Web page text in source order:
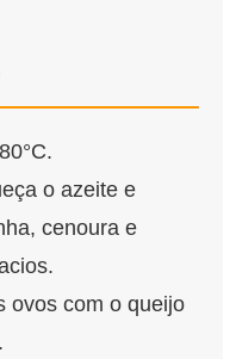
o azeite e
cenoura e
ovos com o queijo